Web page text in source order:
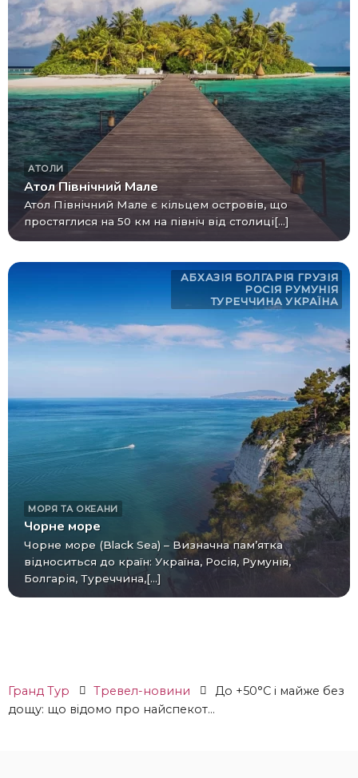
АТОЛИ
Атол Північний Мале
Атол Північний Мале є кільцем островів, що
простяглися на 50 км на північ від столиці[...]
АБХАЗІЯ БОЛГАРІЯ ГРУЗІЯ
РОСІЯ РУМУНІЯ
ТУРЕЧЧИНА УКРАЇНА
МОРЯ ТА ОКЕАНИ
Чорне море
Чорне море (Black Sea) – Визначна пам’ятка
відноситься до країн: Україна, Росія, Румунія,
Болгарія, Туреччина,[...]
Гранд Тур Тревел-новини
До +50°C і майже без
дощу: що відомо про найспекот...